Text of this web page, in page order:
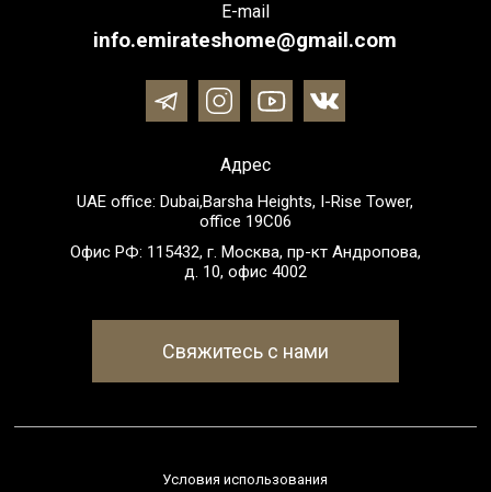
E-mail
info.emirateshome@gmail.com
Адрес
UAE office: Dubai,Barsha Heights, I-Rise Tower,
office 19C06
Офис РФ: 115432, г. Москва, пр-кт Андропова,
д. 10, офис 4002
Свяжитесь с нами
Условия использования